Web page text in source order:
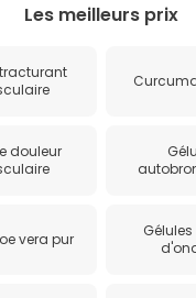
Les meilleurs prix
douleur
vera pur